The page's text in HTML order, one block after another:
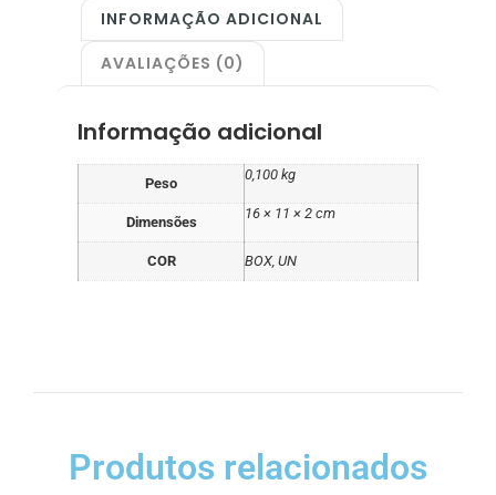
INFORMAÇÃO ADICIONAL
AVALIAÇÕES (0)
Informação adicional
Peso
0,100 kg
Dimensões
16 × 11 × 2 cm
COR BOX, UN
Produtos relacionados